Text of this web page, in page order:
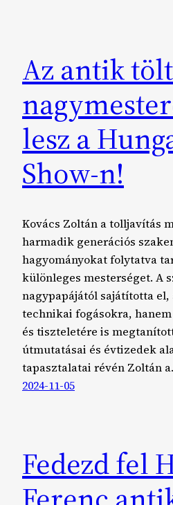
Az antik
lesz a
Show-n!
Kovács Zoltán a tolljavítás
harmadik generációs
hagyományokat folytatva
különleges mesterséget. A
nagypapájától sajátította el,
technikai fogásokra,
és tiszteletére is
útmutatásai és évtizedek
tapasztalatai révén Zoltán
2024-11-05
Fedezd fel